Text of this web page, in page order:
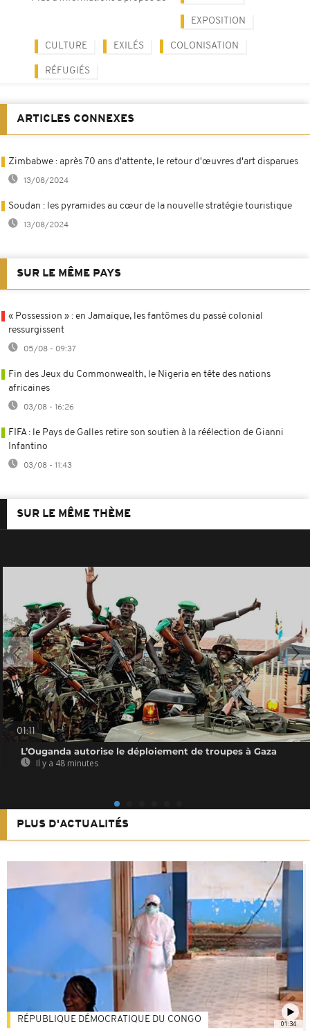
EXPOSITION
CULTURE EXILÉS COLONISATION
RÉFUGIÉS
ARTICLES CONNEXES
Zimbabwe : après 70 ans d'attente, le retour d'œuvres d'art disparues
13/08/2024
Soudan : les pyramides au cœur de la nouvelle stratégie touristique
13/08/2024
SUR LE MÊME PAYS
« Possession » : en Jamaïque, les fantômes du passé colonial
ressurgissent
05/08 - 09:37
Fin des Jeux du Commonwealth, le Nigeria en tête des nations
africaines
03/08 - 16:26
FIFA : le Pays de Galles retire son soutien à la réélection de Gianni
Infantino
03/08 - 11:43
SUR LE MÊME THÈME
01:11
L’Ouganda autorise le déploiement de troupes à Gaza
Il y a 48 minutes
PLUS D'ACTUALITÉS
01:34
RÉPUBLIQUE DÉMOCRATIQUE DU CONGO